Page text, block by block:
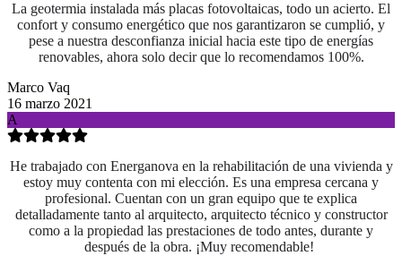
La geotermia instalada más placas fotovoltaicas, todo un acierto. El
confort y consumo energético que nos garantizaron se cumplió, y
pese a nuestra desconfianza inicial hacia este tipo de energías
renovables, ahora solo decir que lo recomendamos 100%.
Marco Vaq
16 marzo 2021
A
He trabajado con Energanova en la rehabilitación de una vivienda y
estoy muy contenta con mi elección. Es una empresa cercana y
profesional. Cuentan con un gran equipo que te explica
detalladamente tanto al arquitecto, arquitecto técnico y constructor
como a la propiedad las prestaciones de todo antes, durante y
después de la obra. ¡Muy recomendable!